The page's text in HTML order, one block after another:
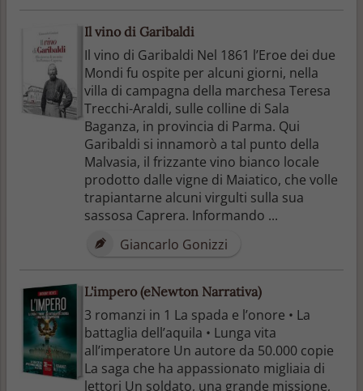
Il vino di Garibaldi
Il vino di Garibaldi Nel 1861 l’Eroe dei due
Mondi fu ospite per alcuni giorni, nella
villa di campagna della marchesa Teresa
Trecchi-Araldi, sulle colline di Sala
Baganza, in provincia di Parma. Qui
Garibaldi si innamorò a tal punto della
Malvasia, il frizzante vino bianco locale
prodotto dalle vigne di Maiatico, che volle
trapiantarne alcuni virgulti sulla sua
sassosa Caprera. Informando ...
Giancarlo Gonizzi
L'impero (eNewton Narrativa)
3 romanzi in 1 La spada e l’onore • La
battaglia dell’aquila • Lunga vita
all’imperatore Un autore da 50.000 copie
La saga che ha appassionato migliaia di
lettori Un soldato, una grande missione,